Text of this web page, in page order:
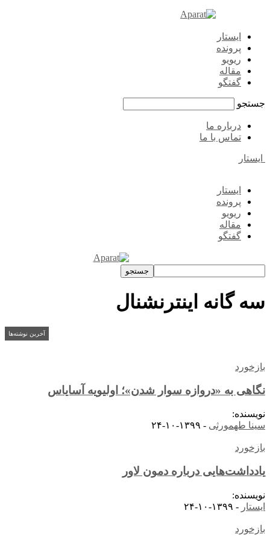
ایستار
پرونده
ریویو
مقاله
گفتگو
جستجو
درباره ما
تماس با ما
ایستار
ایستار
پرونده
ریویو
مقاله
گفتگو
سه گانه اینترنشنال
آخرین نوشته‌ها
بازخورد
نگاهی به «دروازه سوار شدن»؛ اولیویه آسایاس
نویسنده:
سینا طهمورثی - ۱۳۹۹-۱۰-۲۴
بازخورد
یادداشت‌هایی درباره دمون لاور
نویسنده:
ایستار - ۱۳۹۹-۱۰-۲۴
بازخورد